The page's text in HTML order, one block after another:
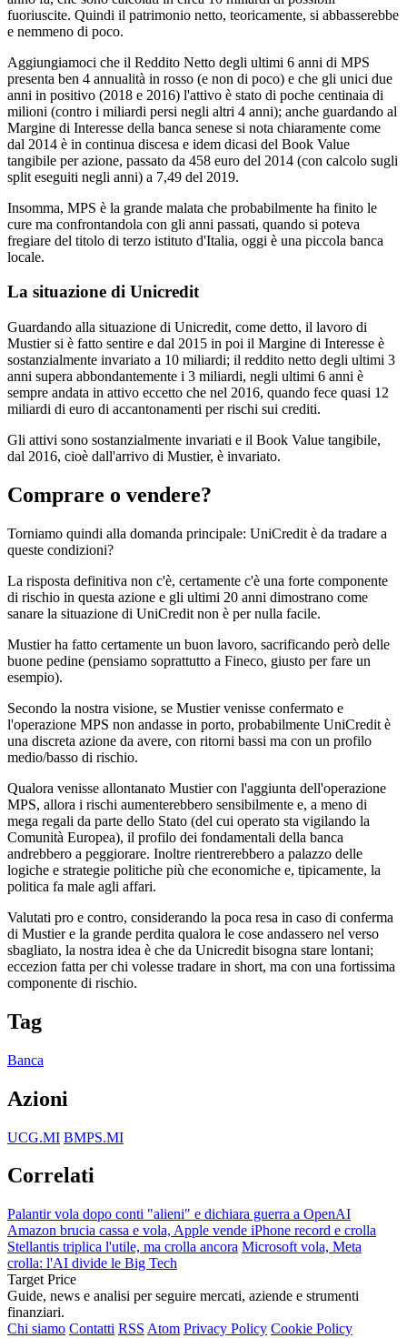
fuoriuscite. Quindi il patrimonio netto, teoricamente, si abbasserebbe
e nemmeno di poco.
Aggiungiamoci che il Reddito Netto degli ultimi 6 anni di MPS
presenta ben 4 annualità in rosso (e non di poco) e che gli unici due
anni in positivo (2018 e 2016) l'attivo è stato di poche centinaia di
milioni (contro i miliardi persi negli altri 4 anni); anche guardando al
Margine di Interesse della banca senese si nota chiaramente come
dal 2014 è in continua discesa e idem dicasi del Book Value
tangibile per azione, passato da 458 euro del 2014 (con calcolo sugli
split eseguiti negli anni) a 7,49 del 2019.
Insomma, MPS è la grande malata che probabilmente ha finito le
cure ma confrontandola con gli anni passati, quando si poteva
fregiare del titolo di terzo istituto d'Italia, oggi è una piccola banca
locale.
La situazione di Unicredit
Guardando alla situazione di Unicredit, come detto, il lavoro di
Mustier si è fatto sentire e dal 2015 in poi il Margine di Interesse è
sostanzialmente invariato a 10 miliardi; il reddito netto degli ultimi 3
anni supera abbondantemente i 3 miliardi, negli ultimi 6 anni è
sempre andata in attivo eccetto che nel 2016, quando fece quasi 12
miliardi di euro di accantonamenti per rischi sui crediti.
Gli attivi sono sostanzialmente invariati e il Book Value tangibile,
dal 2016, cioè dall'arrivo di Mustier, è invariato.
Comprare o vendere?
Torniamo quindi alla domanda principale: UniCredit è da tradare a
queste condizioni?
La risposta definitiva non c'è, certamente c'è una forte componente
di rischio in questa azione e gli ultimi 20 anni dimostrano come
sanare la situazione di UniCredit non è per nulla facile.
Mustier ha fatto certamente un buon lavoro, sacrificando però delle
buone pedine (pensiamo soprattutto a Fineco, giusto per fare un
esempio).
Secondo la nostra visione, se Mustier venisse confermato e
l'operazione MPS non andasse in porto, probabilmente UniCredit è
una discreta azione da avere, con ritorni bassi ma con un profilo
medio/basso di rischio.
Qualora venisse allontanato Mustier con l'aggiunta dell'operazione
MPS, allora i rischi aumenterebbero sensibilmente e, a meno di
mega regali da parte dello Stato (del cui operato sta vigilando la
Comunità Europea), il profilo dei fondamentali della banca
andrebbero a peggiorare. Inoltre rientrerebbero a palazzo delle
logiche e strategie politiche più che economiche e, tipicamente, la
politica fa male agli affari.
Valutati pro e contro, considerando la poca resa in caso di conferma
di Mustier e la grande perdita qualora le cose andassero nel verso
sbagliato, la nostra idea è che da Unicredit bisogna stare lontani;
eccezion fatta per chi volesse tradare in short, ma con una fortissima
componente di rischio.
Tag
Banca
Azioni
UCG.MI BMPS.MI
Correlati
Palantir vola dopo conti "alieni" e dichiara guerra a OpenAI
Amazon brucia cassa e vola, Apple vende iPhone record e crolla
Stellantis triplica l'utile, ma crolla ancora Microsoft vola, Meta
crolla: l'AI divide le Big Tech
Target Price
Guide, news e analisi per seguire mercati, aziende e strumenti
finanziari.
Chi siamo Contatti RSS Atom Privacy Policy Cookie Policy